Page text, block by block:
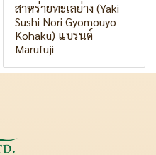
สาหร่ายทะเลย่าง (Yaki
Sushi Nori Gyomouyo
Kohaku) แบรนด์
Marufuji